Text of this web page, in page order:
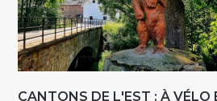
CANTONS DE L'EST : À VÉLO